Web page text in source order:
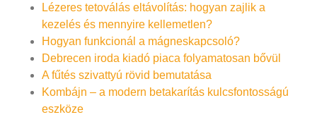
Lézeres tetoválás eltávolítás: hogyan zajlik a
kezelés és mennyire kellemetlen?
Hogyan funkcionál a mágneskapcsoló?
Debrecen iroda kiadó piaca folyamatosan bővül
A fűtés szivattyú rövid bemutatása
Kombájn – a modern betakarítás kulcsfontosságú
eszköze